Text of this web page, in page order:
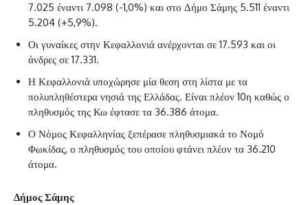
7.025 έναντι 7.098 (-1,0%) και στο Δήμο Σάμης 5.511 έναντι
5.204 (+5,9%).
‌Οι γυναίκες στην Κεφαλλονιά ανέρχονται σε 17.593 και οι
άνδρες σε 17.331.
Η Κεφαλλονιά υποχώρησε μία θεση στη λίστα με τα
πολυπληθέστερα νησιά της Ελλάδας. Είναι πλέον 10η καθώς ο
πληθυσμός της Κω έφτασε τα 36.386 άτομα.
Ο Νόμος Κεφαλληνίας ξεπέρασε πληθυσμιακά το Νομό
Φωκίδας, ο πληθυσμός του οποίου φτάνει πλέον τα 36.210
άτομα.
Δήμος Σάμης